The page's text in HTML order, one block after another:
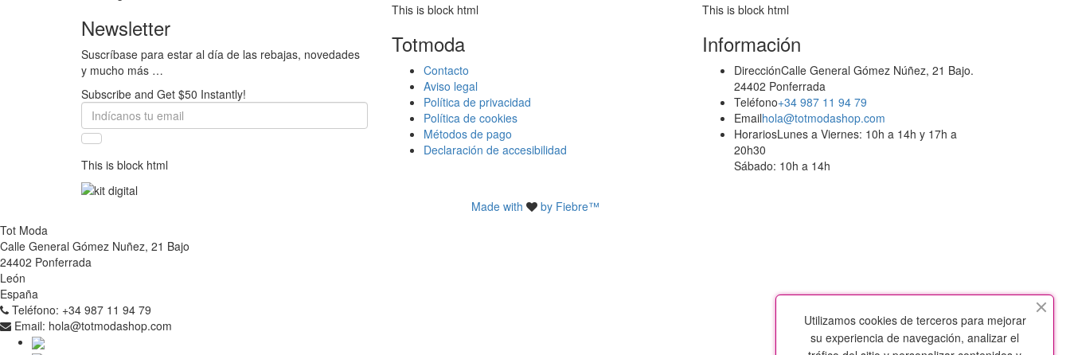
Newsletter
Suscríbase para estar al día de las rebajas, novedades
y mucho más …
Subscribe and Get $50 Instantly!
This is block html
This is block html
Totmoda
Contacto
Aviso legal
Política de privacidad
Política de cookies
Métodos de pago
Declaración de accesibilidad
This is block html
Información
DirecciónCalle General Gómez Núñez, 21 Bajo.
24402 Ponferrada
Teléfono+34 987 11 94 79
Emailhola@totmodashop.com
HorariosLunes a Viernes: 10h a 14h y 17h a
20h30
Sábado: 10h a 14h
Made with by Fiebre™
Utilizamos cookies de terceros para mejorar
su experiencia de navegación, analizar el
Tot Moda
Calle General Gómez Nuñez, 21 Bajo
24402 Ponferrada
León
España
Teléfono: +34 987 11 94 79
Email: hola@totmodashop.com